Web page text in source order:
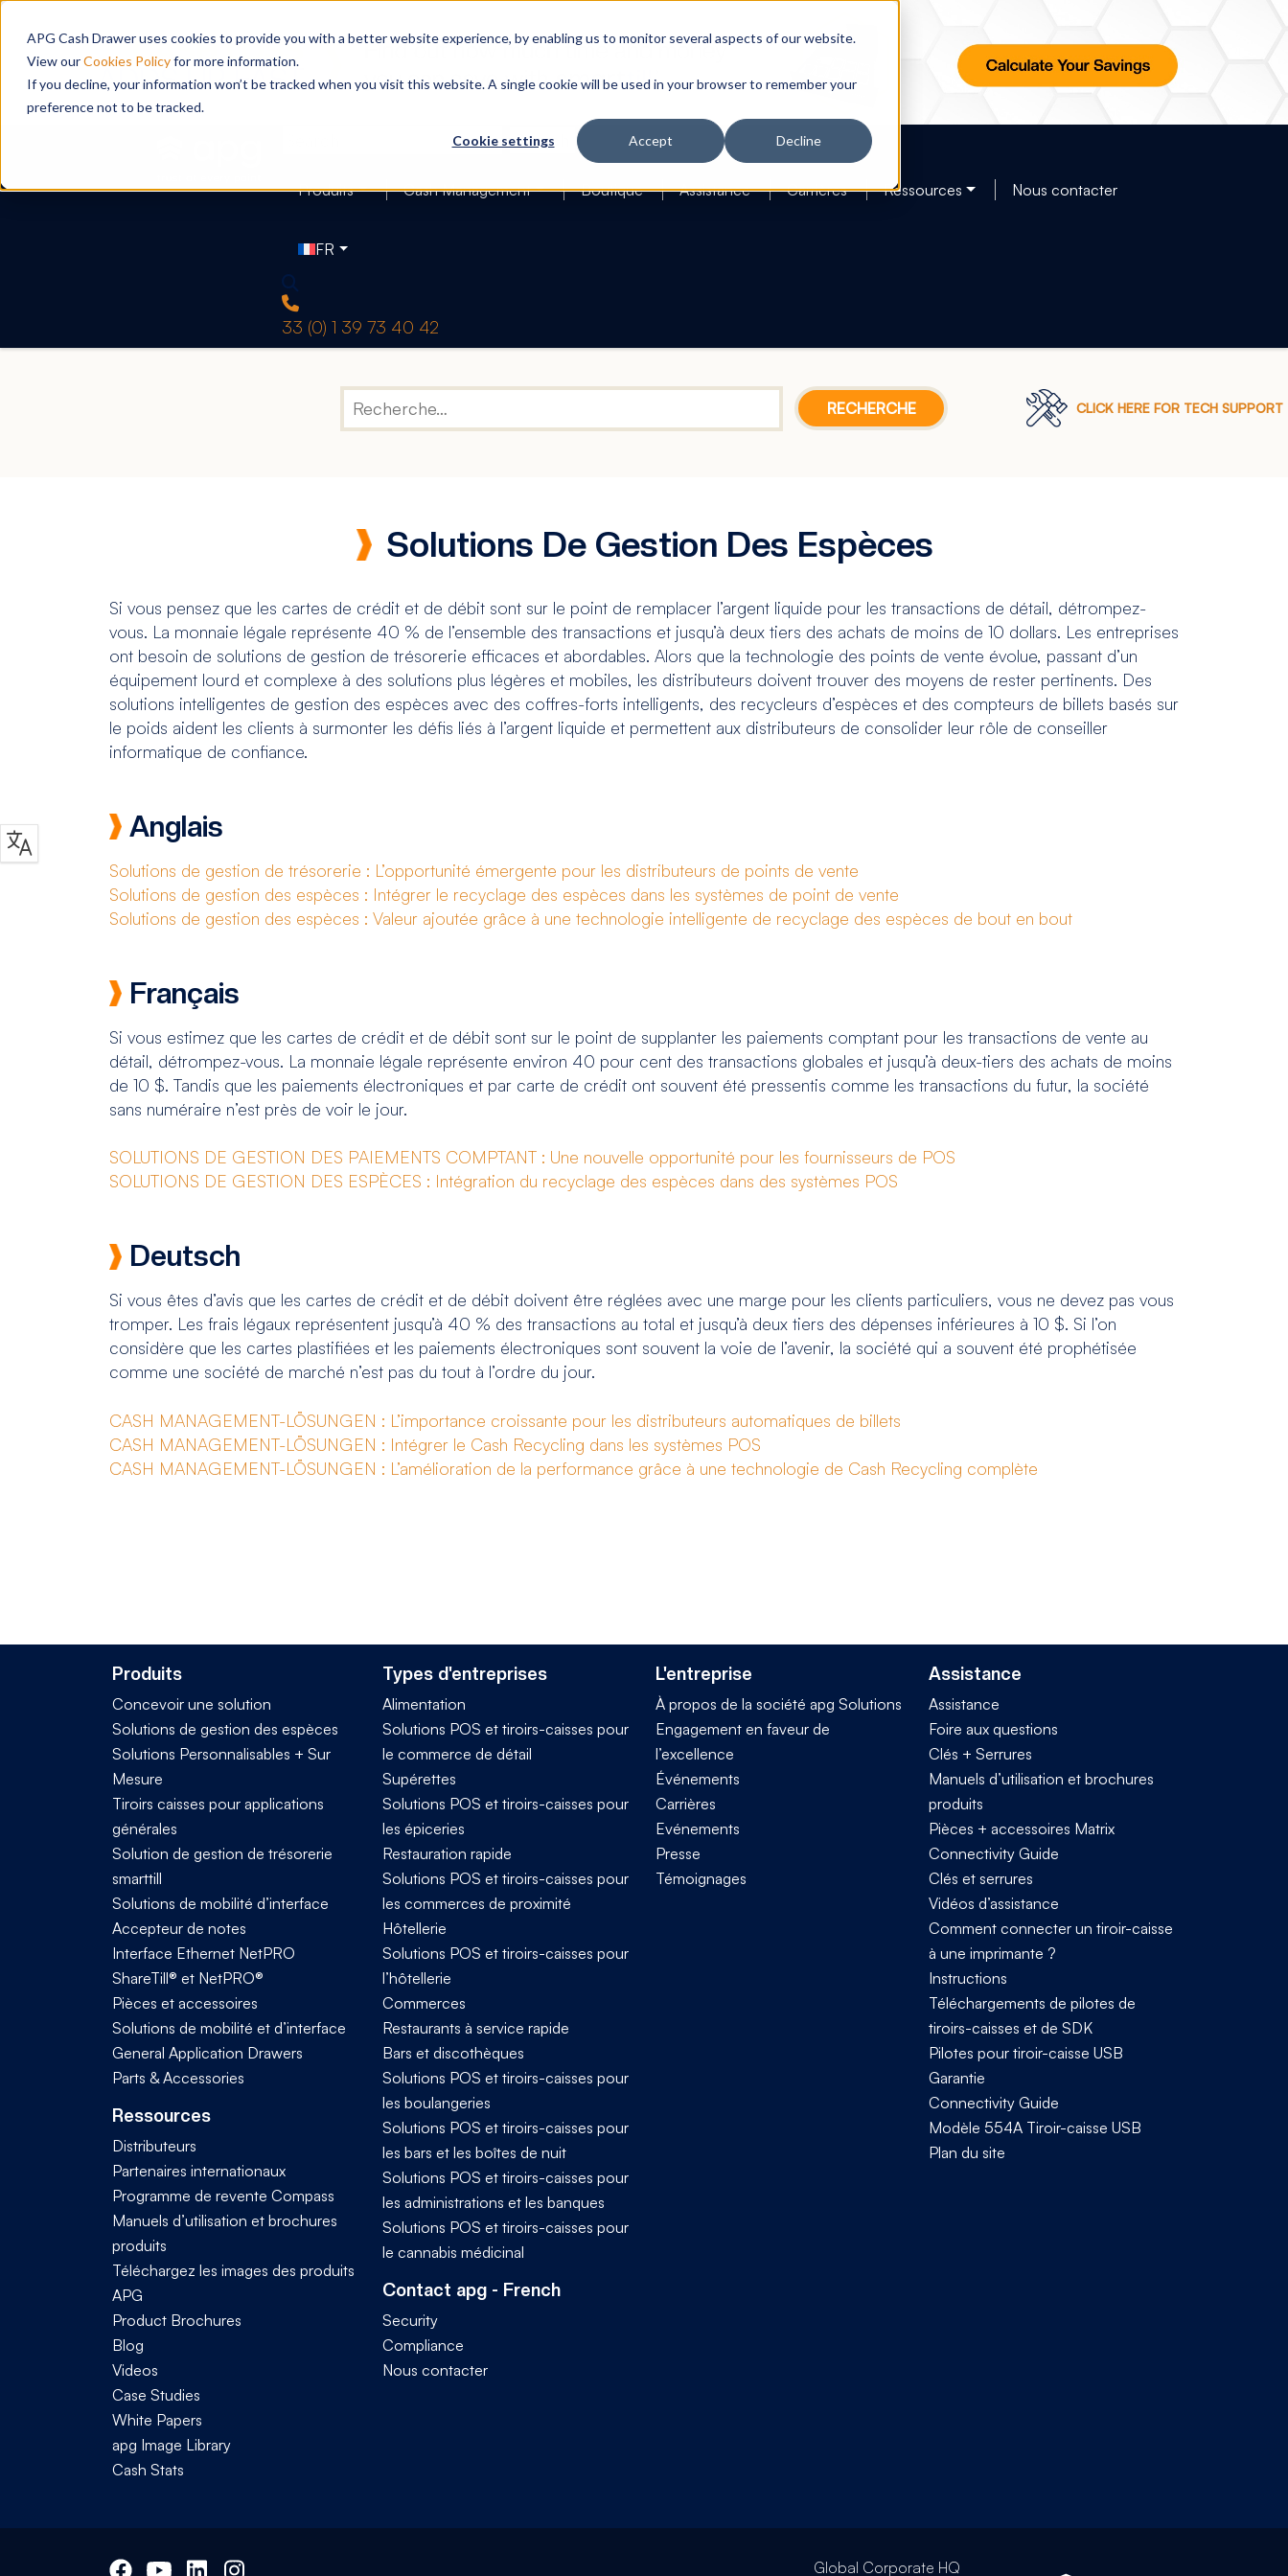
APG Cash Drawer uses cookies to provide you with a better website experience, by enabling us to monitor several aspects of our website.
View ourCookies Policyfor more information.
If you decline, your information won’t be tracked when you visit this website. A single cookie will be used in your browser to remember your
preference not to be tracked.
Cookie settings Accept Decline
Search
Produits Cash Management Boutique Assistance Carrières Ressources Nous contacter
FR
33 (0) 1 39 73 40 42
CLICK HERE FOR TECH SUPPORT
Solutions De Gestion Des Espèces
Si vous pensez que les cartes de crédit et de débit sont sur le point de remplacer l’argent liquide pour les transactions de détail, détrompez-
vous. La monnaie légale représente 40 % de l’ensemble des transactions et jusqu’à deux tiers des achats de moins de 10 dollars. Les entreprises
ont besoin de solutions de gestion de trésorerie efficaces et abordables. Alors que la technologie des points de vente évolue, passant d’un
équipement lourd et complexe à des solutions plus légères et mobiles, les distributeurs doivent trouver des moyens de rester pertinents. Des
solutions intelligentes de gestion des espèces avec des coffres-forts intelligents, des recycleurs d’espèces et des compteurs de billets basés sur
le poids aident les clients à surmonter les défis liés à l’argent liquide et permettent aux distributeurs de consolider leur rôle de conseiller
informatique de confiance.
Anglais
Solutions de gestion de trésorerie : L’opportunité émergente pour les distributeurs de points de vente
Solutions de gestion des espèces : Intégrer le recyclage des espèces dans les systèmes de point de vente
Solutions de gestion des espèces : Valeur ajoutée grâce à une technologie intelligente de recyclage des espèces de bout en bout
Français
Si vous estimez que les cartes de crédit et de débit sont sur le point de supplanter les paiements comptant pour les transactions de vente au
détail, détrompez-vous. La monnaie légale représente environ 40 pour cent des transactions globales et jusqu’à deux-tiers des achats de moins
de 10 $. Tandis que les paiements électroniques et par carte de crédit ont souvent été pressentis comme les transactions du futur, la société
sans numéraire n’est près de voir le jour.
SOLUTIONS DE GESTION DES PAIEMENTS COMPTANT : Une nouvelle opportunité pour les fournisseurs de POS
SOLUTIONS DE GESTION DES ESPÈCES : Intégration du recyclage des espèces dans des systèmes POS
Deutsch
Si vous êtes d’avis que les cartes de crédit et de débit doivent être réglées avec une marge pour les clients particuliers, vous ne devez pas vous
tromper. Les frais légaux représentent jusqu’à 40 % des transactions au total et jusqu’à deux tiers des dépenses inférieures à 10 $. Si l’on
considère que les cartes plastifiées et les paiements électroniques sont souvent la voie de l’avenir, la société qui a souvent été prophétisée
comme une société de marché n’est pas du tout à l’ordre du jour.
CASH MANAGEMENT-LÖSUNGEN : L’importance croissante pour les distributeurs automatiques de billets
CASH MANAGEMENT-LÖSUNGEN : Intégrer le Cash Recycling dans les systèmes POS
CASH MANAGEMENT-LÖSUNGEN : L’amélioration de la performance grâce à une technologie de Cash Recycling complète
Produits
Concevoir une solution
Solutions de gestion des espèces
Solutions Personnalisables + Sur
Mesure
Tiroirs caisses pour applications
générales
Solution de gestion de trésorerie
smarttill
Solutions de mobilité d’interface
Accepteur de notes
Interface Ethernet NetPRO
ShareTill® et NetPRO®
Pièces et accessoires
Solutions de mobilité et d’interface
General Application Drawers
Parts & Accessories
Ressources
Distributeurs
Partenaires internationaux
Programme de revente Compass
Manuels d’utilisation et brochures
produits
Téléchargez les images des produits
APG
Product Brochures
Blog
Videos
Case Studies
White Papers
apg Image Library
Cash Stats
Types d'entreprises
Alimentation
Solutions POS et tiroirs-caisses pour
le commerce de détail
Supérettes
Solutions POS et tiroirs-caisses pour
les épiceries
Restauration rapide
Solutions POS et tiroirs-caisses pour
les commerces de proximité
Hôtellerie
Solutions POS et tiroirs-caisses pour
l’hôtellerie
Commerces
Restaurants à service rapide
Bars et discothèques
Solutions POS et tiroirs-caisses pour
les boulangeries
Solutions POS et tiroirs-caisses pour
les bars et les boîtes de nuit
Solutions POS et tiroirs-caisses pour
les administrations et les banques
Solutions POS et tiroirs-caisses pour
le cannabis médicinal
Contact apg - French
Security
Compliance
Nous contacter
L'entreprise
À propos de la société apg Solutions
Engagement en faveur de
l’excellence
Événements
Carrières
Evénements
Presse
Témoignages
Assistance
Assistance
Foire aux questions
Clés + Serrures
Manuels d’utilisation et brochures
produits
Pièces + accessoires Matrix
Connectivity Guide
Clés et serrures
Vidéos d’assistance
Comment connecter un tiroir-caisse
à une imprimante ?
Instructions
Téléchargements de pilotes de
tiroirs-caisses et de SDK
Pilotes pour tiroir-caisse USB
Garantie
Connectivity Guide
Modèle 554A Tiroir-caisse USB
Plan du site
Global Corporate HQ